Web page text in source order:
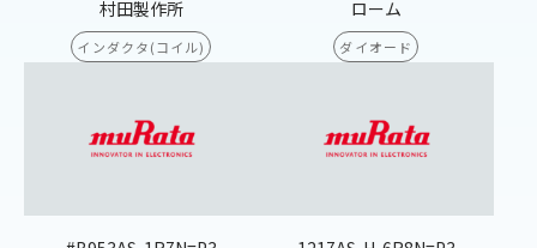
村田製作所
インダクタ(コイル)
ローム
ダイオード